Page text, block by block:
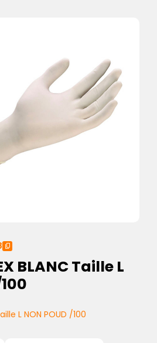
BLANC Taille L
L NON POUD /100